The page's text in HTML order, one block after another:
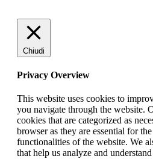
Chiudi
Privacy Overview
This website uses cookies to
you navigate through the website.
cookies that are categorized as
browser as they are essential for
functionalities of the website. We
that help us analyze and